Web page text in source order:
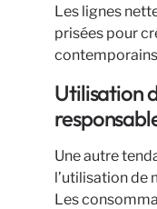
Les lignes
prisées pour
Utilisation
Une autre
l’utilisation de
Les